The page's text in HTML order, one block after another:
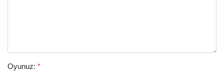
Oyunuz: *